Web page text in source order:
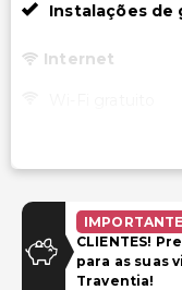
Instalações de
Internet
Piscina e Bem-
Instalações de
IMPORTANTE
CLIENTES!
para as suas
Traventia!